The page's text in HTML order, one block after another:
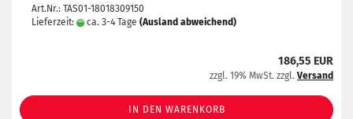
Art.Nr.: TAS01-18018309150
Lieferzeit:
ca. 3-4 Tage (Ausland abweichend)
186,55 EUR
zzgl. 19% MwSt. zzgl. Versand
IN DEN WARENKORB